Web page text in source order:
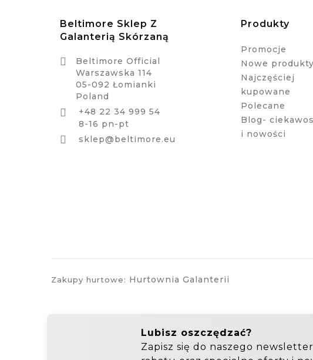
Beltimore Sklep Z
Galanterią Skórzaną

Beltimore Official
Warszawska 114
05-092 Łomianki
Poland

+48 22 34 999 54
8-16 pn-pt
 sklep@beltimore.eu
Produkty
Promocje
Nowe produkty
Najczęściej
kupowane
Polecane
Blog-
i nowości
Zakupy hurtowe: Hurtownia Galanterii